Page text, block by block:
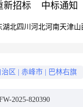
新招标 中标通知
湖北四川 河北河南天津山
区 赤峰市 巴林右旗
2025-820390